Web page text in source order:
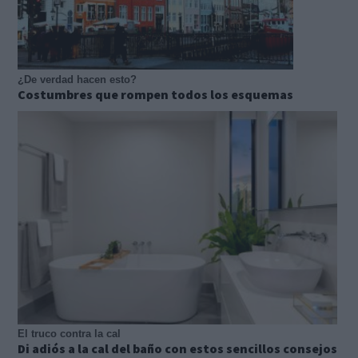
¿De verdad hacen esto?
Costumbres que rompen todos los esquemas
El truco contra la cal
Di adiós a la cal del baño con estos sencillos consejos